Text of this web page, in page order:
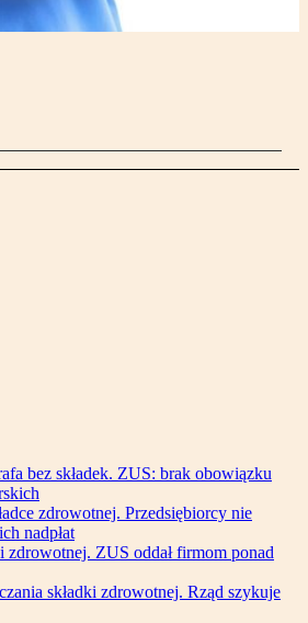
bez składek. ZUS: brak obowiązku
zdrowotnej. Przedsiębiorcy nie
nadpłat
zdrowotnej. ZUS oddał firmom ponad
składki zdrowotnej. Rząd szykuje